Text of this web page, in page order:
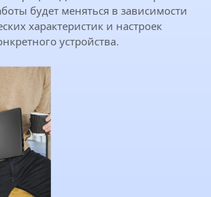
будет меняться в зависимости
характеристик и настроек
устройства.